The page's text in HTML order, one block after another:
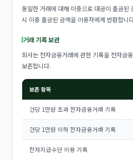
동일한 거래에 대해 이중으로 대금이 출금된
시 이중 출금된 금액을 이용자에게 반환합니
거래 기록 보관
회사는 전자금융거래에 관한 기록을 전자금
보존합니다.
보존 항목
건당 1만원 초과 전자금융거래 기록
건당 1만원 이하 전자금융거래 기록
전자지급수단 이용 기록